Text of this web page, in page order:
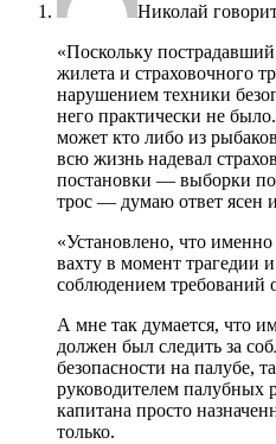
Николай
«Поскольку
жилета и страховочного
нарушением техники
него практически не
может кто либо из рыбаков
всю жизнь надевал
постановки — выборки
трос — думаю ответ ясен
«Установлено, что
вахту в момент трагедии
соблюдением требований
А мне так думается, что
должен был следить за
безопасности на палубе,
руководителем палубных
капитана просто
только.